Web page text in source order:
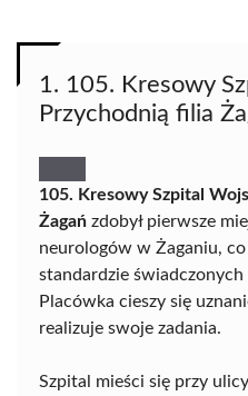
1. 105. Kresowy
Przychodnią filia
105. Kresowy Szpital
Żagań zdobył pierwsze
neurologów w Żaganiu,
standardzie świadczonych
Placówka cieszy się
realizuje swoje zadania.
Szpital mieści się przy